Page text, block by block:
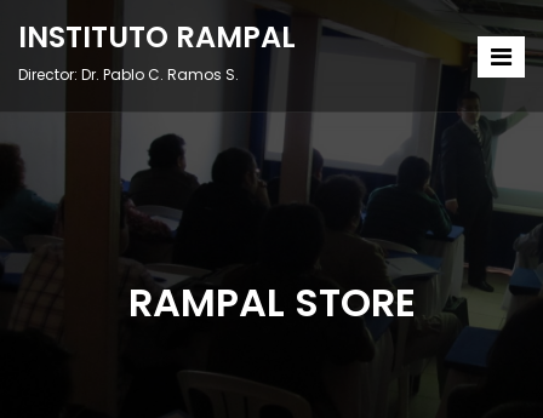
INSTITUTO RAMPAL
Director: Dr. Pablo C. Ramos S.
RAMPAL STORE